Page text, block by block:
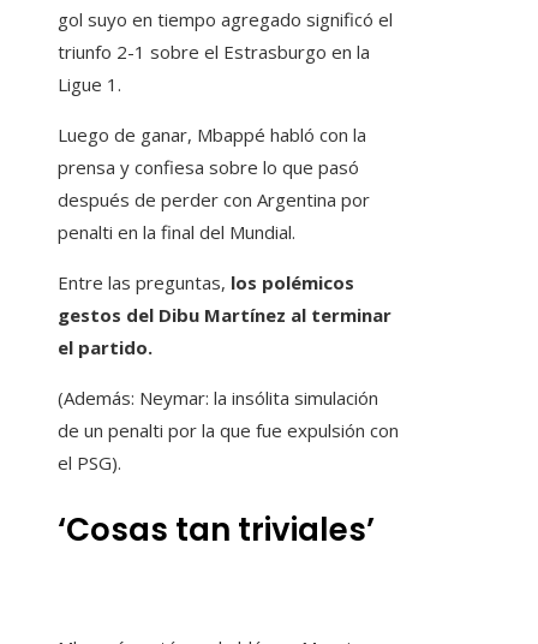
gol suyo en tiempo agregado significó el
triunfo 2-1 sobre el Estrasburgo en la
Ligue 1.
Luego de ganar, Mbappé habló con la
prensa y confiesa sobre lo que pasó
después de perder con Argentina por
penalti en la final del Mundial.
Entre las preguntas, los polémicos
gestos del Dibu Martínez al terminar
el partido.
(Además: Neymar: la insólita simulación
de un penalti por la que fue expulsión con
el PSG).
‘Cosas tan triviales’